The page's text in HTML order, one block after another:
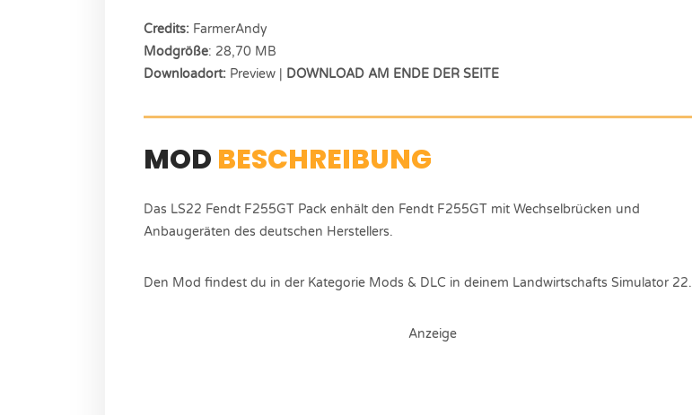
Credits: FarmerAndy
Modgröße: 28,70 MB
Downloadort: Preview | DOWNLOAD AM ENDE DER SEITE
MOD BESCHREIBUNG
Das LS22 Fendt F255GT Pack enhält den Fendt F255GT mit Wechselbrücken und
Anbaugeräten des deutschen Herstellers.
Den Mod findest du in der Kategorie Mods & DLC in deinem Landwirtschafts Simulator 22.
Anzeige